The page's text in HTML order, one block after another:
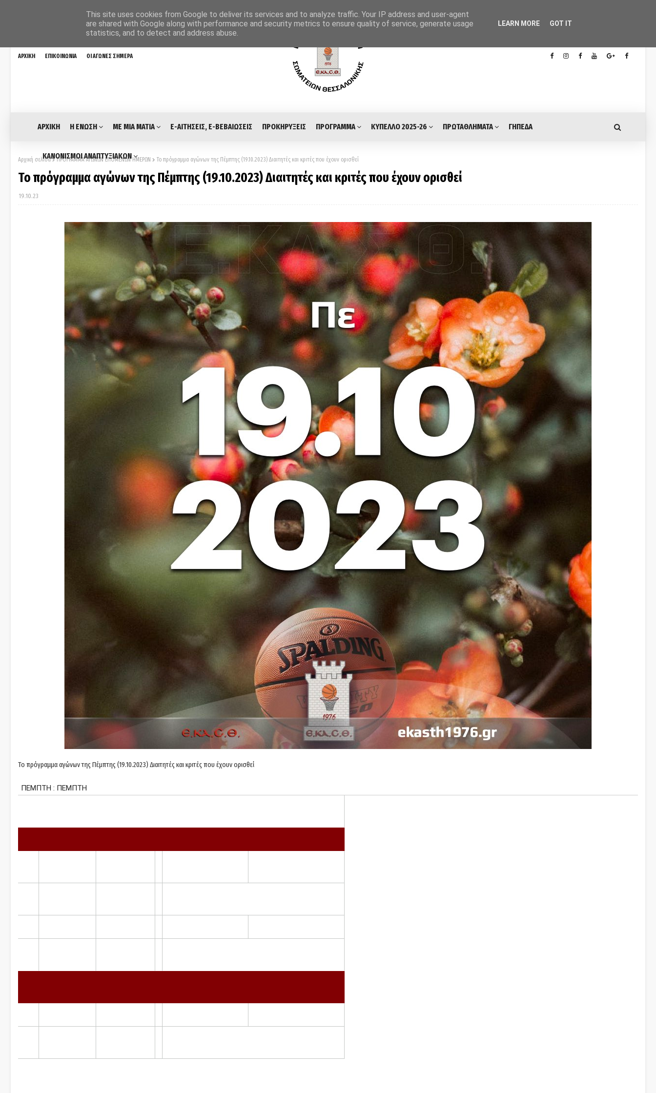
ΑΡΧΙΚΗ ΕΠΙΚΟΙΝΩΝΙΑ ΟΙ ΑΓΩΝΕΣ ΣΗΜΕΡΑ
ΑΡΧΙΚΗ Η ΕΝΩΣΗ ΜΕ ΜΙΑ ΜΑΤΙΑ E-ΑΙΤΗΣΕΙΣ, E-ΒΕΒΑΙΩΣΕΙΣ ΠΡΟΚΗΡΥΞΕΙΣ ΠΡΟΓΡΑΜΜΑ ΚΥΠΕΛΛΟ 2025-26 ΠΡΩΤΑΘΛΗΜΑΤΑ ΓΗΠΕΔΑ
ΚΑΝΟΝΙΣΜΟΙ ΑΝΑΠΤΥΞΙΑΚΩΝ
Αρχική σελίδα ΠΡΟΓΡΑΜΜΑ ΑΓΩΝΩΝ ΕΠΟΜΕΝΩΝ ΗΜΕΡΩΝ Το πρόγραμμα αγώνων της Πέμπτης (19.10.2023) Διαιτητές και κριτές που έχουν ορισθεί
Το πρόγραμμα αγώνων της Πέμπτης (19.10.2023) Διαιτητές και κριτές που έχουν ορισθεί
19.10.23
Το πρόγραμμα αγώνων της Πέμπτης (19.10.2023) Διαιτητές και κριτές που έχουν ορισθεί
This site uses cookies from Google to deliver its services and to analyze traffic. Your IP address and user-agent
are shared with Google along with performance and security metrics to ensure quality of service, generate usage
statistics, and to detect and address abuse.
LEARN MORE GOT IT